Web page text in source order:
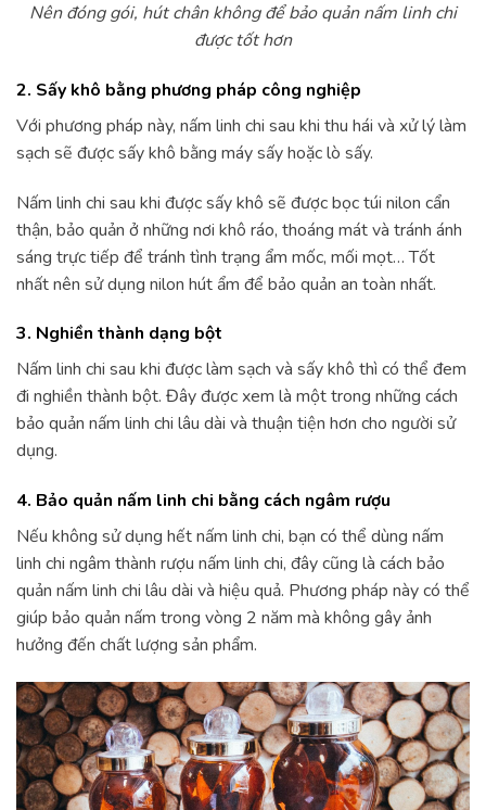
Nên đóng gói, hút chân không để bảo quản nấm linh chi
được tốt hơn
2. Sấy khô bằng phương pháp công nghiệp
Với phương pháp này, nấm linh chi sau khi thu hái và xử lý làm
sạch sẽ được sấy khô bằng máy sấy hoặc lò sấy.
Nấm linh chi sau khi được sấy khô sẽ được bọc túi nilon cẩn
thận, bảo quản ở những nơi khô ráo, thoáng mát và tránh ánh
sáng trực tiếp để tránh tình trạng ẩm mốc, mối mọt… Tốt
nhất nên sử dụng nilon hút ẩm để bảo quản an toàn nhất.
3. Nghiền thành dạng bột
Nấm linh chi sau khi được làm sạch và sấy khô thì có thể đem
đi nghiền thành bột. Đây được xem là một trong những cách
bảo quản nấm linh chi lâu dài và thuận tiện hơn cho người sử
dụng.
4. Bảo quản nấm linh chi bằng cách ngâm rượu
Nếu không sử dụng hết nấm linh chi, bạn có thể dùng nấm
linh chi ngâm thành rượu nấm linh chi, đây cũng là cách bảo
quản nấm linh chi lâu dài và hiệu quả. Phương pháp này có thể
giúp bảo quản nấm trong vòng 2 năm mà không gây ảnh
hưởng đến chất lượng sản phẩm.